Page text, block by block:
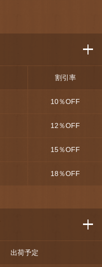
割引率
10％OFF
12％OFF
15％OFF
18％OFF
出荷予定